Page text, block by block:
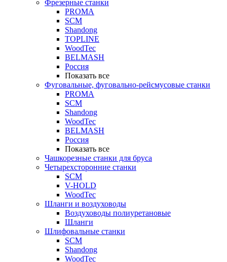
Фрезерные станки
PROMA
SCM
Shandong
TOPLINE
WoodTec
BELMASH
Россия
Показать все
Фуговальные, фуговально-рейсмусовые станки
PROMA
SCM
Shandong
WoodTec
BELMASH
Россия
Показать все
Чашкорезные станки для бруса
Четырехсторонние станки
SCM
V-HOLD
WoodTec
Шланги и воздуховоды
Воздуховоды полиуретановые
Шланги
Шлифовальные станки
SCM
Shandong
WoodTec